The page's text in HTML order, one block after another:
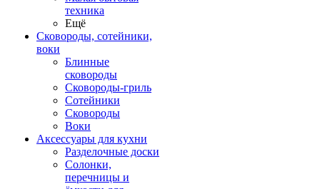
техника
Ещё
Сковороды, сотейники,
воки
Блинные
сковороды
Сковороды-гриль
Сотейники
Сковороды
Воки
Аксессуары для кухни
Разделочные доски
Солонки,
перечницы и